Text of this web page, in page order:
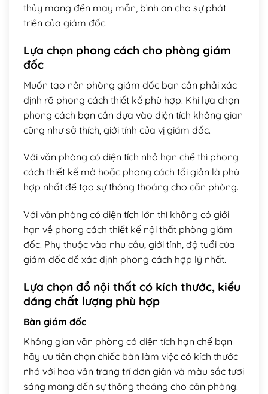
thủy mang đến may mắn, bình an cho sự phát
triển của giám đốc.
Lựa chọn phong cách cho phòng giám
đốc
Muốn tạo nên phòng giám đốc bạn cần phải xác
định rõ phong cách thiết kế phù hợp. Khi lựa chọn
phong cách bạn cần dựa vào diện tích không gian
cũng như sở thích, giới tính của vị giám đốc.
Với văn phòng có diện tích nhỏ hạn chế thì phong
cách thiết kế mở hoặc phong cách tối giản là phù
hợp nhất để tạo sự thông thoáng cho căn phòng.
Với văn phòng có diện tích lớn thì không có giới
hạn về phong cách thiết kế nội thất phòng giám
đốc. Phụ thuộc vào nhu cầu, giới tính, độ tuổi của
giám đốc để xác định phong cách hợp lý nhất.
Lựa chọn đồ nội thất có kích thước, kiểu
dáng chất lượng phù hợp
Bàn giám đốc
Không gian văn phòng có diện tích hạn chế bạn
hãy ưu tiên chọn chiếc bàn làm việc có kích thước
nhỏ với hoa văn trang trí đơn giản và màu sắc tươi
sáng mang đến sự thông thoáng cho căn phòng.